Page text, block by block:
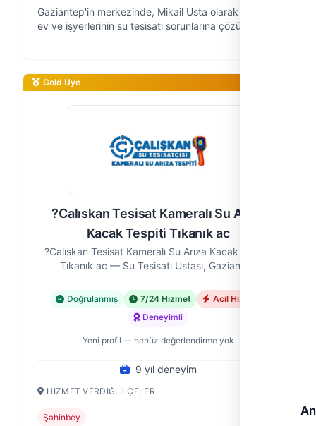
Gaziantep'in merkezinde, Mikail Usta olarak 9 yıldır
ev ve işyerlerinin su tesisatı sorunlarına çözüm
Gold Üye
?Calıskan Tesisat Kameralı Su Arıza
Kacak Tespiti Tıkanık ac
?Calıskan Tesisat Kameralı Su Arıza Kacak Tespiti
Tıkanık ac — Su Tesisatı Ustası, Gaziantep
Doğrulanmış 7/24 Hizmet
Acil Hizmet
Deneyimli
Yeni profil — henüz değerlendirme yok
9 yıl deneyim
HIZMET VERDIĞI İLÇELER
Şahinbey